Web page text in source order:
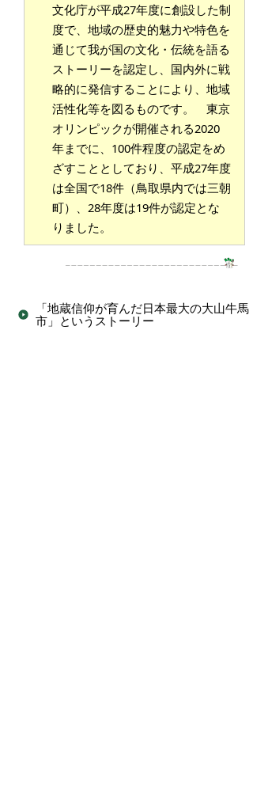
文化庁が平成27年度に創設した制
度で、地域の歴史的魅力や特色を
通じて我が国の文化・伝統を語る
ストーリーを認定し、国内外に戦
略的に発信することにより、地域
活性化等を図るものです。 東京
オリンピックが開催される2020
年までに、100件程度の認定をめ
ざすこととしており、平成27年度
は全国で18件（鳥取県内では三朝
町）、28年度は19件が認定とな
りました。
「地蔵信仰が育んだ日本最大の大山牛馬
市」というストーリー